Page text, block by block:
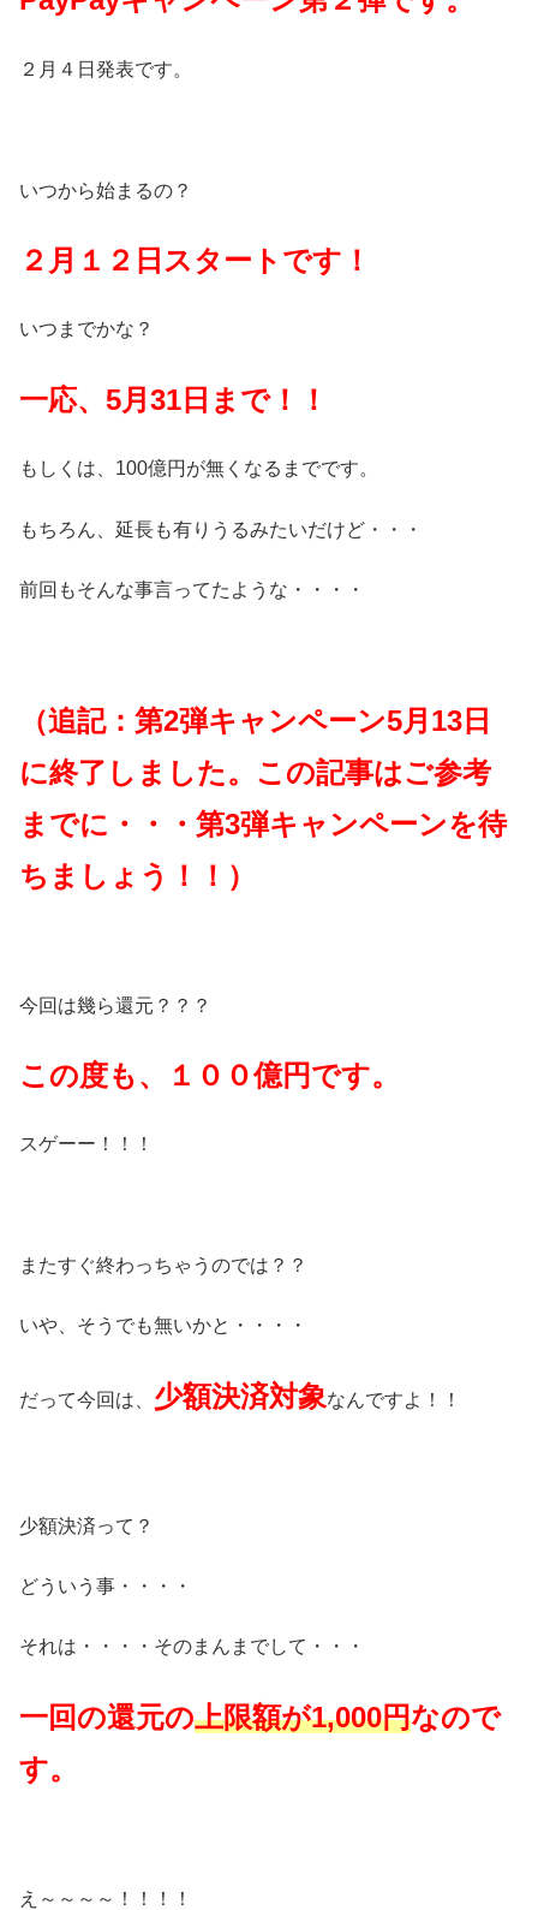
２月４日発表です。
いつから始まるの？
２月１２日スタートです！
いつまでかな？
一応、5月31日まで！！
もしくは、100億円が無くなるまでです。
もちろん、延長も有りうるみたいだけど・・・
前回もそんな事言ってたような・・・・
（追記：第2弾キャンペーン5月13日
に終了しました。この記事はご参考
までに・・・第3弾キャンペーンを待
ちましょう！！）
今回は幾ら還元？？？
この度も、１００億円です。
スゲーー！！！
またすぐ終わっちゃうのでは？？
いや、そうでも無いかと・・・・
だって今回は、 少額決済対象なんですよ！！
少額決済って？
どういう事・・・・
それは・・・・そのまんまでして・・・
一回の還元の上限額が1,000円なので
す。
え～～～～！！！！